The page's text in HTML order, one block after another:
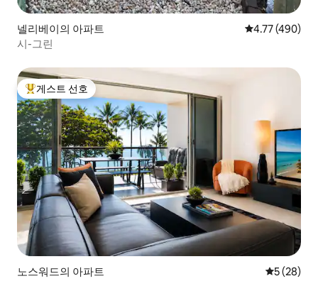
넬리베이의 아파트 평점 4.77점(5
4.77 (490)
시-그린
상위 게스트 선호
게스트 선호
노스워드의 아파트 평점 5점(5
5 (28)